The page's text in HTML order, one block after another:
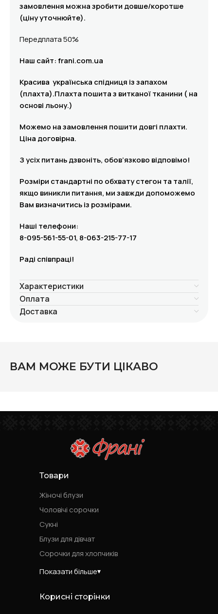
замовлення можна зробити довше/коротше
(ціну уточнюйте).
Передплата 50%
Наш сайт: frani.com.ua
Красива українська спідниця із запахом
(плахта).Плахта пошита з витканої тканини ( на
основі льону.)
Можемо на замовлення пошити довгі плахти.
Ціна договірна.
З усіх питань дзвоніть, обов’язково відповімо!
Розміри стандартні по обхвату стегон та талії,
якщо виникли питання, ми завжди допоможемо
Вам визначитись із розмірами.
Наші телефони:
8-095-561-55-01, 8-063-215-77-17
Раді співпраці!
Характеристики
Оплата
Доставка
ВАМ МОЖЕ БУТИ ЦІКАВО
Товари
Жіночі блузи
Чоловічі сорочки
Сукні
Блузи для дівчат
Сорочки для хлопчиків
Показати більше
Корисні сторінки